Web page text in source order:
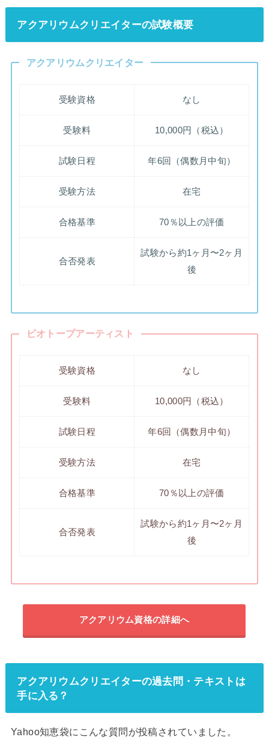
アクアリウムクリエイターの試験概要
アクアリウムクリエイター
受験資格 なし
受験料 10,000円（税込）
試験日程 年6回（偶数月中旬）
受験方法 在宅
合格基準 70％以上の評価
合否発表
試験から約1ヶ月〜2ヶ月
後
ビオトープアーティスト
受験資格 なし
受験料 10,000円（税込）
試験日程 年6回（偶数月中旬）
受験方法 在宅
合格基準 70％以上の評価
合否発表
試験から約1ヶ月〜2ヶ月
後
アクアリウム資格の詳細へ
アクアリウムクリエイターの過去問・テキストは
手に入る？
Yahoo知恵袋にこんな質問が投稿されていました。